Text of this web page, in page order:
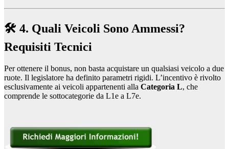
🛠️ 4. Quali Veicoli Sono Ammessi?
Requisiti Tecnici
Per ottenere il bonus, non basta acquistare un qualsiasi veicolo a due
ruote. Il legislatore ha definito parametri rigidi. L’incentivo è rivolto
esclusivamente ai veicoli appartenenti alla Categoria L, che
comprende le sottocategorie da L1e a L7e.